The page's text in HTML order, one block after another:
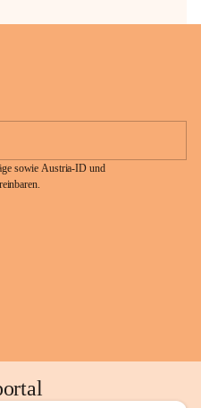
sowie Austria-ID und